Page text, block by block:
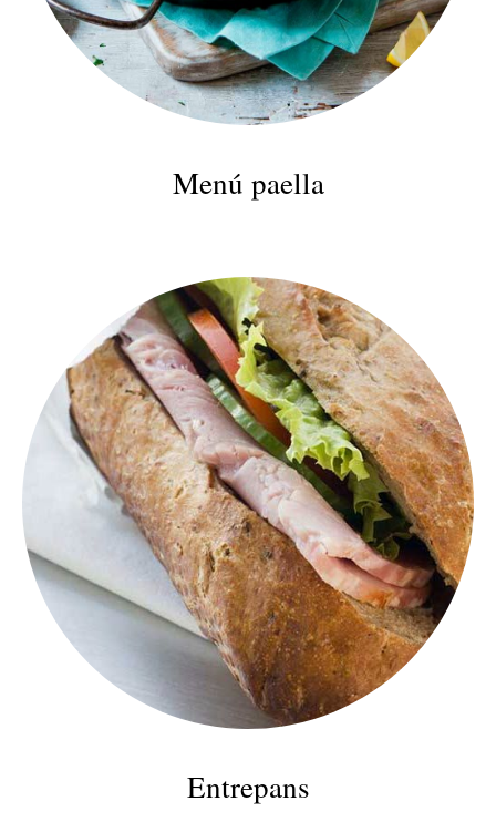
Menú paella
Entrepans